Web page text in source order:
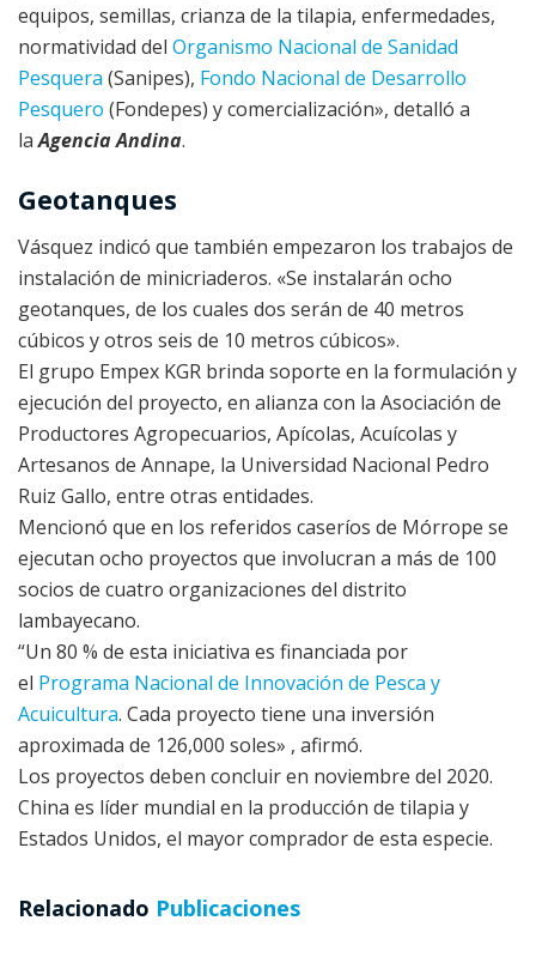
equipos, semillas, crianza de la tilapia, enfermedades,
normatividad del Organismo Nacional de Sanidad
Pesquera (Sanipes), Fondo Nacional de Desarrollo
Pesquero (Fondepes) y comercialización», detalló a
laAgencia Andina.
Geotanques
Vásquez indicó que también empezaron los trabajos de
instalación de minicriaderos. «Se instalarán ocho
geotanques, de los cuales dos serán de 40 metros
cúbicos y otros seis de 10 metros cúbicos».
El grupo Empex KGR brinda soporte en la formulación y
ejecución del proyecto, en alianza con la Asociación de
Productores Agropecuarios, Apícolas, Acuícolas y
Artesanos de Annape, la Universidad Nacional Pedro
Ruiz Gallo, entre otras entidades.
Mencionó que en los referidos caseríos de Mórrope se
ejecutan ocho proyectos que involucran a más de 100
socios de cuatro organizaciones del distrito
lambayecano.
“Un 80 % de esta iniciativa es financiada por
el Programa Nacional de Innovación de Pesca y
Acuicultura. Cada proyecto tiene una inversión
aproximada de 126,000 soles» , afirmó.
Los proyectos deben concluir en noviembre del 2020.
China es líder mundial en la producción de tilapia y
Estados Unidos, el mayor comprador de esta especie.
Relacionado Publicaciones